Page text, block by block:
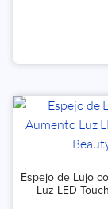
Espejo de Lujo
Luz LED